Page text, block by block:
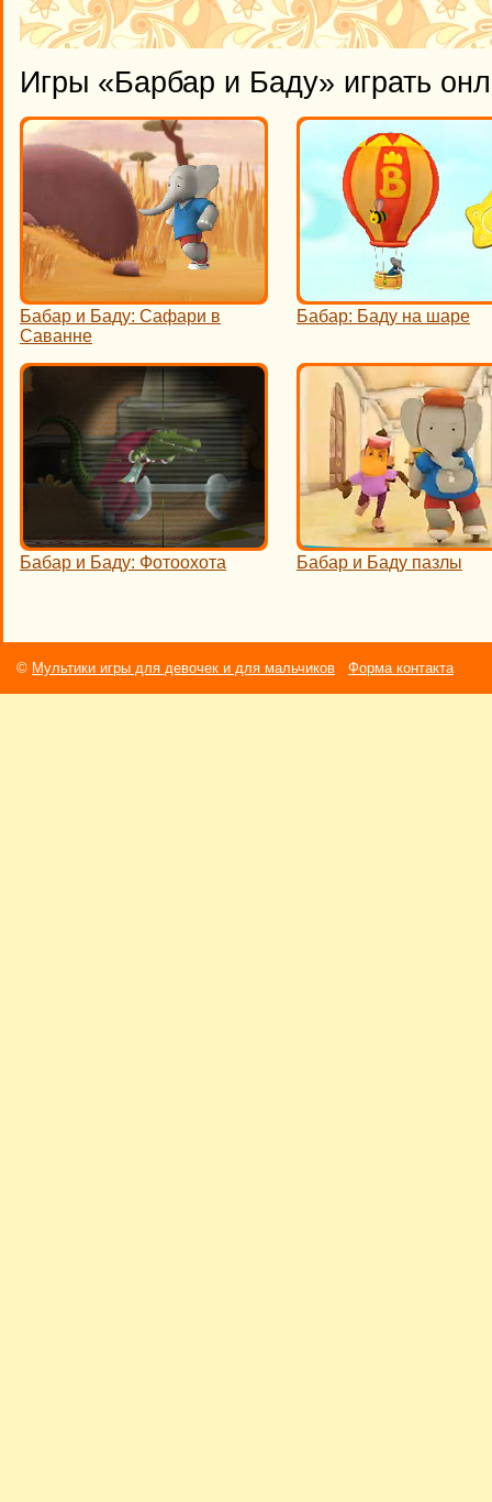
Игры «Барбар и Баду» играть
Бабар и Баду: Сафари в
Саванне
Бабар: Баду на шаре
Бабар и Баду: Фотоохота Бабар и Баду пазлы
© Мультики игры для девочек и для мальчиков Форма контакта